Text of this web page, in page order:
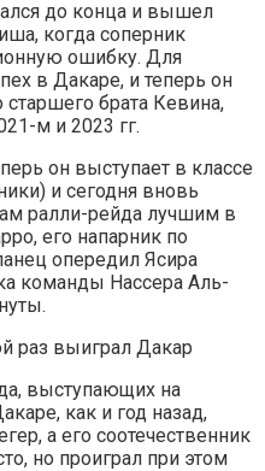
до конца и вышел
когда соперник
ошибку. Для
в Дакаре, и теперь он
брата Кевина,
м и 2023 гг.
он выступает в классе
и сегодня вновь
ралли-рейда лучшим в
его напарник по
опередил Ясира
команды Нассера Аль-
выступающих на
как и год назад,
а его соотечественник
но проиграл при этом